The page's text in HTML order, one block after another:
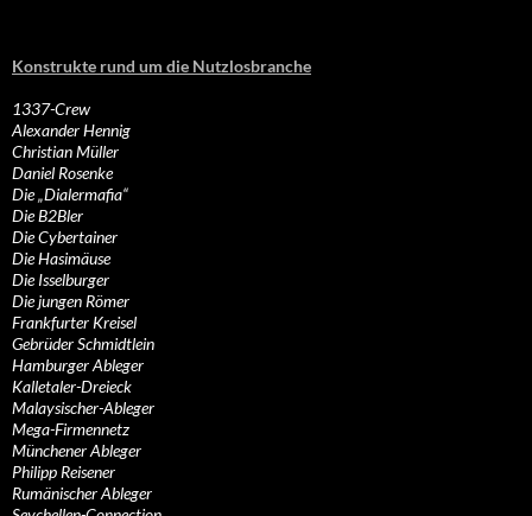
Konstrukte rund um die Nutzlosbranche
1337-Crew
Alexander Hennig
Christian Müller
Daniel Rosenke
Die „Dialermafia“
Die B2Bler
Die Cybertainer
Die Hasimäuse
Die Isselburger
Die jungen Römer
Frankfurter Kreisel
Gebrüder Schmidtlein
Hamburger Ableger
Kalletaler-Dreieck
Malaysischer-Ableger
Mega-Firmennetz
Münchener Ableger
Philipp Reisener
Rumänischer Ableger